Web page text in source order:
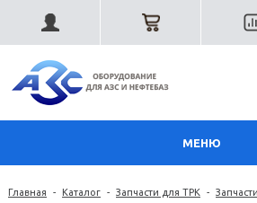
МЕНЮ
Главная - Каталог - Запчасти для ТРК -